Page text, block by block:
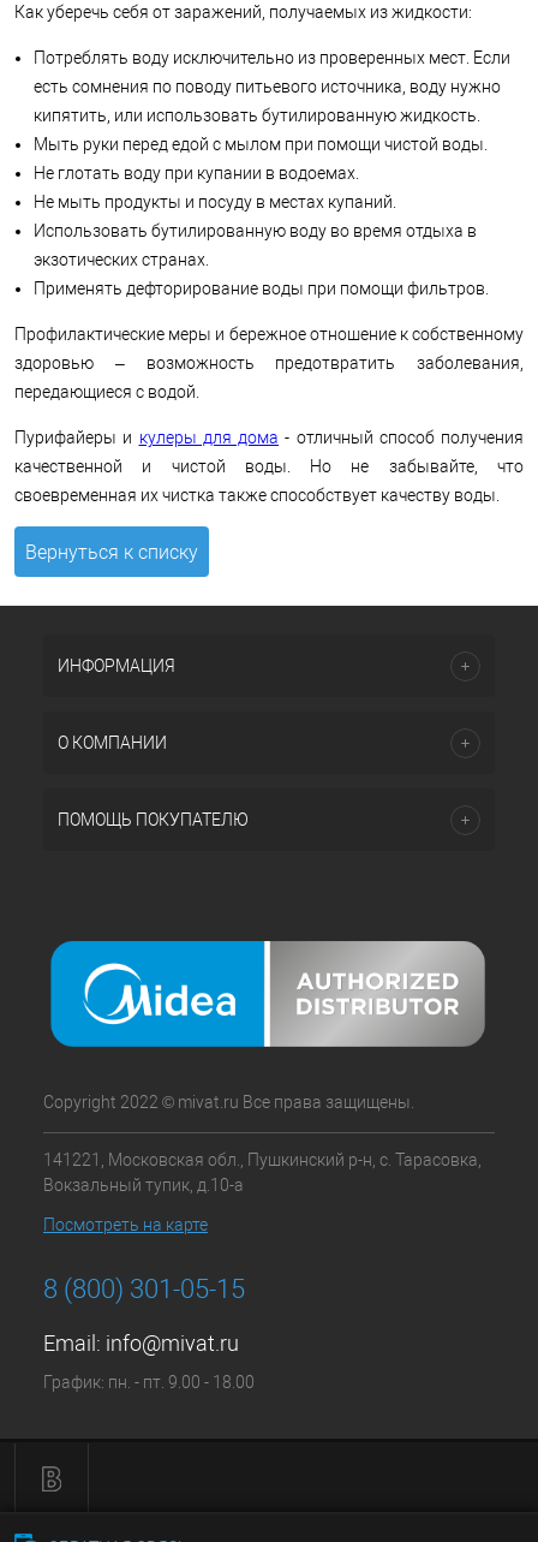
Как уберечь себя от заражений, получаемых из жидкости:
Потреблять воду исключительно из проверенных мест. Если
есть сомнения по поводу питьевого источника, воду нужно
кипятить, или использовать бутилированную жидкость.
Мыть руки перед едой с мылом при помощи чистой воды.
Не глотать воду при купании в водоемах.
Не мыть продукты и посуду в местах купаний.
Использовать бутилированную воду во время отдыха в
экзотических странах.
Применять дефторирование воды при помощи фильтров.
Профилактические меры и бережное отношение к собственному
здоровью – возможность предотвратить заболевания,
передающиеся с водой.
Пурифайеры и кулеры для дома - отличный способ получения
качественной и чистой воды. Но не забывайте, что
своевременная их чистка также способствует качеству воды.
Вернуться к списку
ИНФОРМАЦИЯ
О КОМПАНИИ
ПОМОЩЬ ПОКУПАТЕЛЮ
Copyright 2022 © mivat.ru Все права защищены.
141221, Московская обл., Пушкинский р-н, с. Тарасовка,
Вокзальный тупик, д.10-а
Посмотреть на карте
8 (800) 301-05-15
Email: info@mivat.ru
График: пн. - пт. 9.00 - 18.00